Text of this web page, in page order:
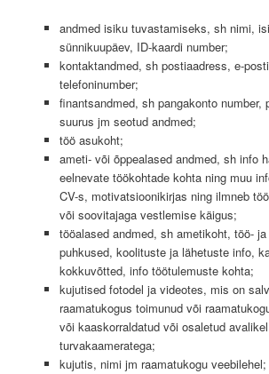
andmed isiku tuvastamiseks, sh nimi,
sünnikuupäev, ID-kaardi number;
kontaktandmed, sh postiaadress, e-
telefoninumber;
finantsandmed, sh pangakonto number,
suurus jm seotud andmed;
töö asukoht;
ameti- või õppealased andmed, sh info
eelnevate töökohtade kohta ning muu
CV-s, motivatsioonikirjas ning ilmneb
või soovitajaga vestlemise käigus;
tööalased andmed, sh ametikoht, töö-
puhkused, koolituste ja lähetuste info,
kokkuvõtted, info töötulemuste kohta;
kujutised fotodel ja videotes, mis on
raamatukogus toimunud või
või kaaskorraldatud või osaletud
turvakaameratega;
kujutis, nimi jm raamatukogu veebilehel;